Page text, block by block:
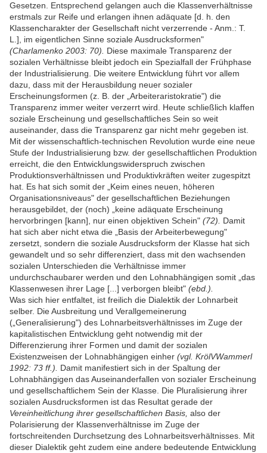
Gesetzen. Entsprechend gelangen auch die Klassenverhältnisse
erstmals zur Reife und erlangen ihnen adäquate [d. h. den
Klassencharakter der Gesellschaft nicht verzerrende - Anm.: T.
L.], im eigentlichen Sinne soziale Ausdrucksformen"
(Charlamenko 2003: 70).
Diese maximale Transparenz der
sozialen Verhältnisse bleibt jedoch ein Spezialfall der Frühphase
der Industrialisierung. Die weitere Entwicklung führt vor allem
dazu, dass mit der Herausbildung neuer sozialer
Erscheinungsformen (z. B. der „Arbeiteraristokratie") die
Transparenz immer weiter verzerrt wird. Heute schließlich klaffen
soziale Erscheinung und gesellschaftliches Sein so weit
auseinander, dass die Transparenz gar nicht mehr gegeben ist.
Mit der wissenschaftlich-technischen Revolution wurde eine neue
Stufe der Industrialisierung bzw. der gesellschaftlichen Produktion
erreicht, die den Entwicklungswiderspruch zwischen
Produktionsverhältnissen und Produktivkräften weiter zugespitzt
hat. Es hat sich somit der „Keim eines neuen, höheren
Organisationsniveaus" der gesellschaftlichen Beziehungen
herausgebildet, der (noch) „keine adäquate Erscheinung
hervorbringen [kann], nur einen objektiven Schein" (72).
Damit
hat sich aber nicht etwa die „Basis der Arbeiterbewegung"
zersetzt, sondern die soziale Ausdrucksform der Klasse hat sich
gewandelt und so sehr differenziert, dass mit den wachsenden
sozialen Unterschieden die Verhältnisse immer
undurchschaubarer werden und den Lohnabhängigen somit „das
Klassenwesen ihrer Lage [...] verborgen bleibt" (ebd.).
Was sich hier entfaltet, ist freilich die Dialektik der Lohnarbeit
selber. Die Ausbreitung und Verallgemeinerung
(„Generalisierung") des Lohnarbeitsverhältnisses im Zuge der
kapitalistischen Entwicklung geht notwendig mit der
Differenzierung ihrer Formen und damit der sozialen
Existenzweisen der Lohnabhängigen einher (vgl. KrölVWammerl
1992: 73 ff.).
Damit manifestiert sich in der Spaltung der
Lohnabhängigen das Auseinanderfallen von sozialer Erscheinung
und gesellschaftlichem Sein der Klasse. Die Pluralisierung ihrer
sozialen Ausdrucksformen ist das Resultat gerade der
Vereinheitlichung ihrer gesellschaftlichen Basis, also der
Polarisierung der Klassenverhältnisse im Zuge der
fortschreitenden Durchsetzung des Lohnarbeitsverhältnisses. Mit
dieser Dialektik geht zudem eine andere bedeutende Entwicklung